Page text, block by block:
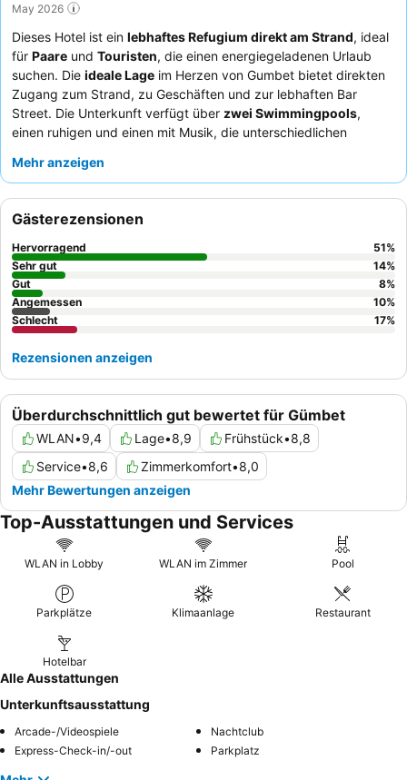
May 2026
Dieses Hotel ist ein lebhaftes Refugium direkt am Strand, ideal
für Paare und Touristen, die einen energiegeladenen Urlaub
suchen. Die ideale Lage im Herzen von Gumbet bietet direkten
Zugang zum Strand, zu Geschäften und zur lebhaften Bar
Street. Die Unterkunft verfügt über zwei Swimmingpools,
einen ruhigen und einen mit Musik, die unterschiedlichen
außergewöhnliche Personal und den Service
Frühstücksbuffet, zum Mittag- und Abendessen angeboten
werden. Für ein ruhigeres Erlebnis sollten Gäste ein Zimmer mit
Gartenblick anfragen.
Mehr anzeigen
Überdurchschnittlich gut bewertet für Gümbet
WLAN•9,4 Lage•8,9 Frühstück•8,8
Service•8,6 Zimmerkomfort•8,0
Mehr Bewertungen anzeigen
Gästerezensionen
Hervorragend 51%
Sehr gut
14%
Gut
8%
Angemessen
10%
Schlecht
17%
Rezensionen anzeigen
Top-Ausstattungen und Services
WLAN in Lobby WLAN im Zimmer Pool
Parkplätze Klimaanlage Restaurant
Hotelbar
Alle Ausstattungen
Unterkunftsausstattung
Arcade-/Videospiele
Nachtclub
Express-Check-in/-out
Parkplatz